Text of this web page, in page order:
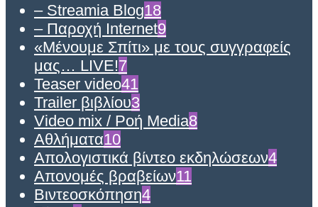
– Streamia Blog18
– Παροχή Internet9
«Μένουμε Σπίτι» με τους συγγραφείς
μας… LIVE!7
Teaser video41
Trailer βιβλίου3
Video mix / Ροή Media8
Αθλήματα10
Απολογιστικά βίντεο εκδηλώσεων4
Απονομές βραβείων11
Βιντεοσκόπηση4